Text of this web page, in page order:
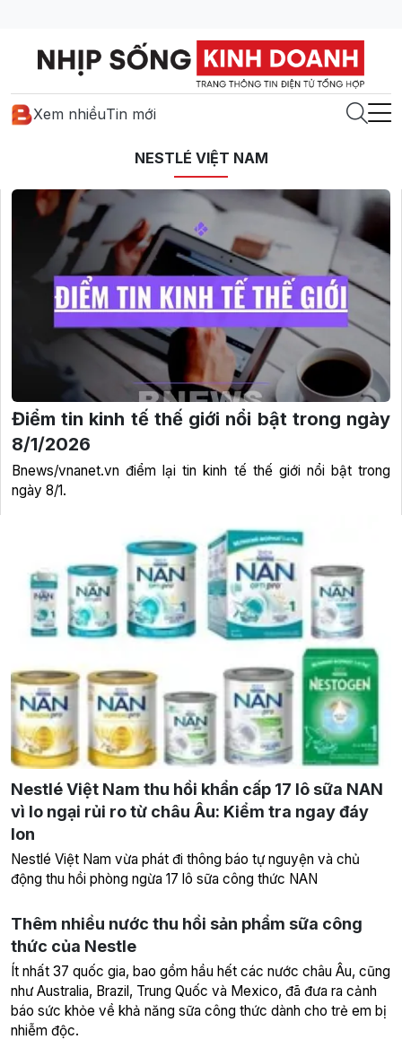
Xem nhiềuTin mới
NESTLÉ VIỆT NAM
Nestlé Việt Nam thu hồi khẩn cấp 17 lô sữa NAN
vì lo ngại rủi ro từ châu Âu: Kiểm tra ngay đáy
lon
Nestlé Việt Nam vừa phát đi thông báo tự nguyện và chủ
động thu hồi phòng ngừa 17 lô sữa công thức NAN
Điểm tin kinh tế thế giới nổi bật trong ngày
8/1/2026
Bnews/vnanet.vn điểm lại tin kinh tế thế giới nổi bật trong
ngày 8/1.
Thêm nhiều nước thu hồi sản phẩm sữa công
thức của Nestle
Ít nhất 37 quốc gia, bao gồm hầu hết các nước châu Âu, cũng
như Australia, Brazil, Trung Quốc và Mexico, đã đưa ra cảnh
báo sức khỏe về khả năng sữa công thức dành cho trẻ em bị
nhiễm độc.